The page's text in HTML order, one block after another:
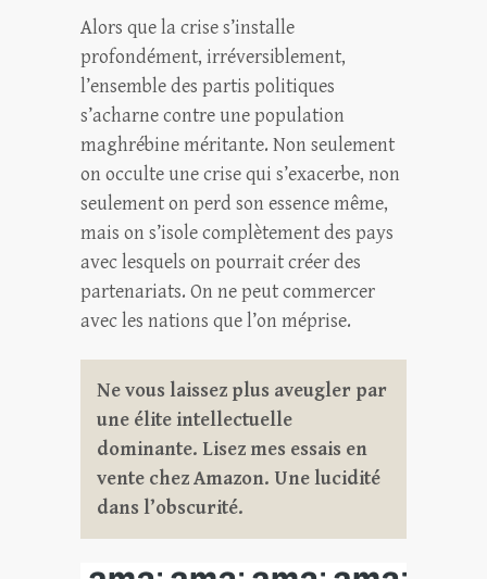
Alors que la crise s’installe
profondément, irréversiblement,
l’ensemble des partis politiques
s’acharne contre une population
maghrébine méritante. Non seulement
on occulte une crise qui s’exacerbe, non
seulement on perd son essence même,
mais on s’isole complètement des pays
avec lesquels on pourrait créer des
partenariats. On ne peut commercer
avec les nations que l’on méprise.
Ne vous laissez plus aveugler par
une élite intellectuelle
dominante. Lisez mes essais en
vente chez Amazon. Une lucidité
dans l’obscurité.